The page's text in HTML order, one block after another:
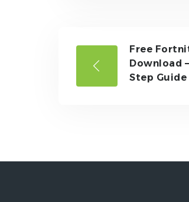
Free
Download
Step Guide